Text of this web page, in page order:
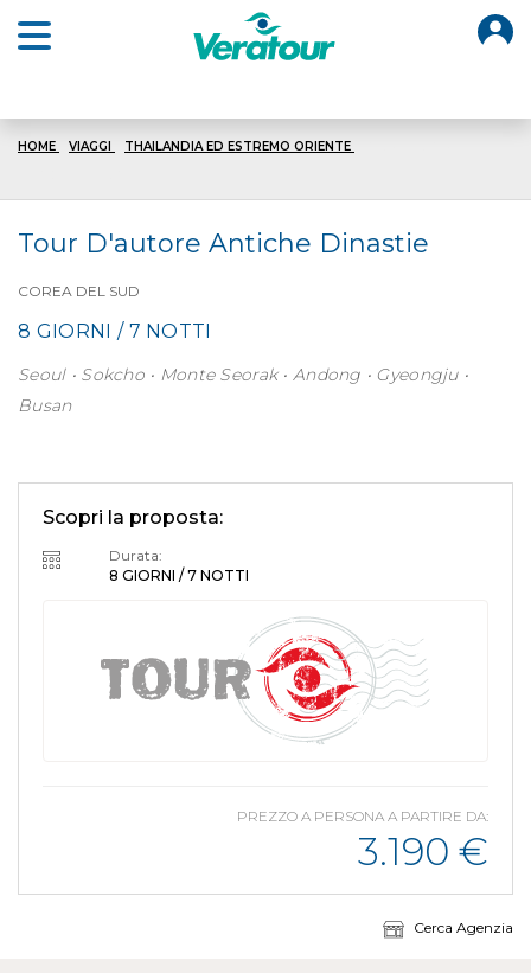
HOME VIAGGI THAILANDIA ED ESTREMO ORIENTE
Tour D'autore Antiche Dinastie
COREA DEL SUD
8 GIORNI / 7 NOTTI
Seoul • Sokcho • Monte Seorak • Andong • Gyeongju •
Busan
Scopri la proposta:
Durata:
8 GIORNI / 7 NOTTI
PREZZO A PERSONA A PARTIRE DA:
3.190 €
Cerca Agenzia